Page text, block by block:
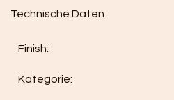
Technische Daten
Finish:
Kategorie: